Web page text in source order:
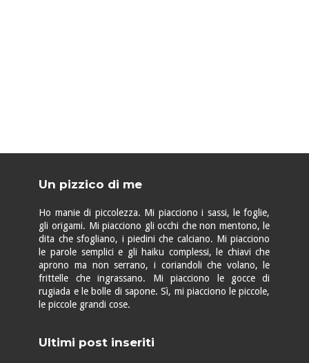
Un pizzico di me
Ho manie di piccolezza. Mi piacciono i sassi, le foglie,
gli origami. Mi piacciono gli occhi che non mentono, le
dita che sfogliano, i piedini che calciano. Mi piacciono
le parole semplici e gli haiku complessi, le chiavi che
aprono ma non serrano, i coriandoli che volano, le
frittelle che ingrassano. Mi piacciono le gocce di
rugiada e le bolle di sapone. Sì, mi piacciono le piccole,
le piccole grandi cose.
Ultimi post inseriti